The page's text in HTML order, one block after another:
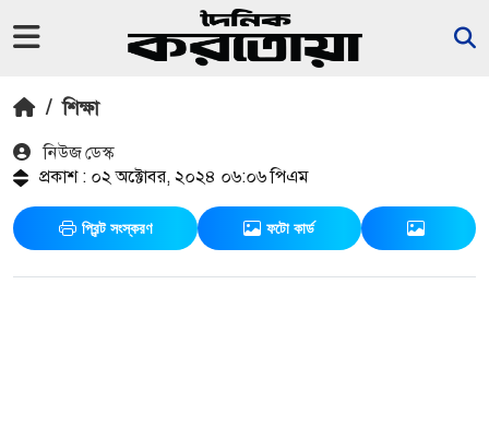
/ শিক্ষা
নিউজ ডেস্ক
প্রকাশ : ০২ অক্টোবর, ২০২৪ ০৬:০৬ পিএম
প্রিন্ট সংস্করণ ফটো কার্ড